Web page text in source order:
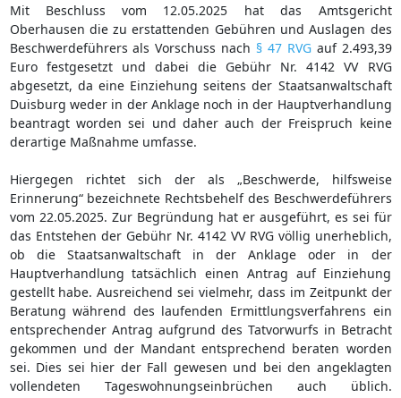
Mit Beschluss vom 12.05.2025 hat das Amtsgericht
Oberhausen die zu erstattenden Gebühren und Auslagen des
Beschwerdeführers als Vorschuss nach § 47 RVGauf 2.493,39
Euro festgesetzt und dabei die Gebühr Nr. 4142 VV RVG
abgesetzt, da eine Einziehung seitens der Staatsanwaltschaft
Duisburg weder in der Anklage noch in der Hauptverhandlung
beantragt worden sei und daher auch der Freispruch keine
derartige Maßnahme umfasse.
Hiergegen richtet sich der als „Beschwerde, hilfsweise
Erinnerung“ bezeichnete Rechtsbehelf des Beschwerdeführers
vom 22.05.2025. Zur Begründung hat er ausgeführt, es sei für
das Entstehen der Gebühr Nr. 4142 VV RVG völlig unerheblich,
ob die Staatsanwaltschaft in der Anklage oder in der
Hauptverhandlung tatsächlich einen Antrag auf Einziehung
gestellt habe. Ausreichend sei vielmehr, dass im Zeitpunkt der
Beratung während des laufenden Ermittlungsverfahrens ein
entsprechender Antrag aufgrund des Tatvorwurfs in Betracht
gekommen und der Mandant entsprechend beraten worden
sei. Dies sei hier der Fall gewesen und bei den angeklagten
vollendeten Tageswohnungseinbrüchen auch üblich.